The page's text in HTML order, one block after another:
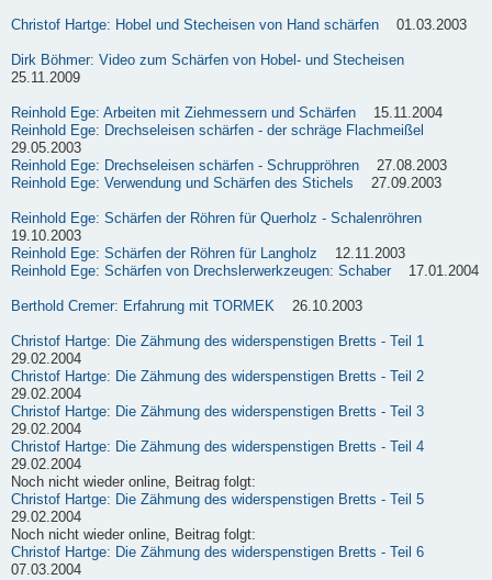
Christof Hartge: Hobel und Stecheisen von Hand schärfen 01.03.2003
Dirk Böhmer: Video zum Schärfen von Hobel- und Stecheisen
25.11.2009
Reinhold Ege: Arbeiten mit Ziehmessern und Schärfen 15.11.2004
Reinhold Ege: Drechseleisen schärfen - der schräge Flachmeißel
29.05.2003
Reinhold Ege: Drechseleisen schärfen - Schruppröhren 27.08.2003
Reinhold Ege: Verwendung und Schärfen des Stichels 27.09.2003
Reinhold Ege: Schärfen der Röhren für Querholz - Schalenröhren
19.10.2003
Reinhold Ege: Schärfen der Röhren für Langholz 12.11.2003
Reinhold Ege: Schärfen von Drechslerwerkzeugen: Schaber 17.01.2004
Berthold Cremer: Erfahrung mit TORMEK 26.10.2003
Christof Hartge: Die Zähmung des widerspenstigen Bretts - Teil 1
29.02.2004
Christof Hartge: Die Zähmung des widerspenstigen Bretts - Teil 2
29.02.2004
Christof Hartge: Die Zähmung des widerspenstigen Bretts - Teil 3
29.02.2004
Christof Hartge: Die Zähmung des widerspenstigen Bretts - Teil 4
29.02.2004
Noch nicht wieder online, Beitrag folgt:
Christof Hartge: Die Zähmung des widerspenstigen Bretts - Teil 5
29.02.2004
Noch nicht wieder online, Beitrag folgt:
Christof Hartge: Die Zähmung des widerspenstigen Bretts - Teil 6
07.03.2004